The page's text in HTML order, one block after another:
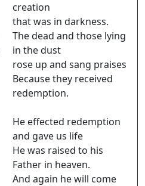
creation
that was in darkness.
The dead and those lying
in the dust
rose up and sang praises
Because they received
redemption.
He effected redemption
and gave us life
He was raised to his
Father in heaven.
And again he will come